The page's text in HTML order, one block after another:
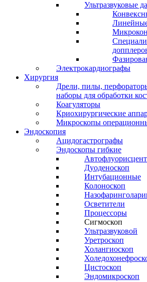
Ультразвуковые
Электрокардиографы
Хирургия
Дрели, пилы,
наборы для обработки
Коагуляторы
Криохирургические
Микроскопы
Эндоскопия
Ацидогастрографы
Эндоскопы гибкие
Дуоденоскоп
Интубационные
Колоноскоп
Осветители
Процессоры
Сигмоскоп
Ультразвуковой
Уретроскоп
Холангиоскоп
Цистоскоп
Эндомикроскоп